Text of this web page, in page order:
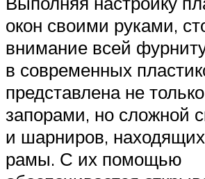
окон своими руками,
внимание всей
в современных
представлена не
запорами, но сложной
и шарниров,
рамы. С их помощью